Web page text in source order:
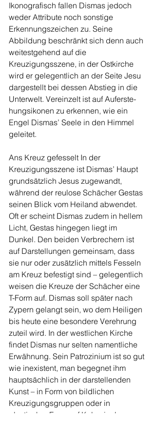
Ikonografisch fallen Dismas jedoch
weder Attri­bute noch sonstige
Erkennungs­zeichen zu. Seine
Abbildung be­schränkt sich denn auch
weitest­gehend auf die
Kreuzigungsszene, in der Ostkirche
wird er gelegent­lich an der Seite Jesu
dargestellt bei dessen Abstieg in die
Unter­welt. Vereinzelt ist auf Auferste­
hungsikonen zu erkennen, wie ein
Engel Dismas’ Seele in den Himmel
geleitet.
Ans Kreuz gefesselt In der
Kreuzigungsszene ist Dis­mas’ Haupt
grundsätzlich Jesus zugewandt,
während der reulose Schächer Gestas
seinen Blick vom Heiland abwendet.
Oft er­ scheint Dismas zudem in hellem
Licht, Gestas hingegen liegt im
Dunkel. Den beiden Verbre­chern ist
auf Darstellungen gemeinsam, dass
sie nur oder zusätzlich mittels Fesseln
am Kreuz befestigt sind – gelegent­lich
weisen die Kreuze der Schä­cher eine
T-Form auf. Dismas soll später nach
Zypern gelangt sein, wo dem Heiligen
bis heute eine beson­dere Verehrung
zuteil wird. In der westlichen Kirche
findet Dismas nur selten namentliche
Erwähnung. Sein Patrozinium ist so gut
wie inexistent, man be­gegnet ihm
hauptsächlich in der darstellenden
Kunst – in Form von bildlichen
Kreuzigungsgrup­pen oder in
plastischer Form auf Kalvarienbergen.